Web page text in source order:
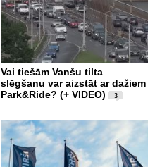
Vai tiešām Vanšu tilta
slēgšanu var aizstāt ar dažiem
Park&Ride? (+ VIDEO)
3